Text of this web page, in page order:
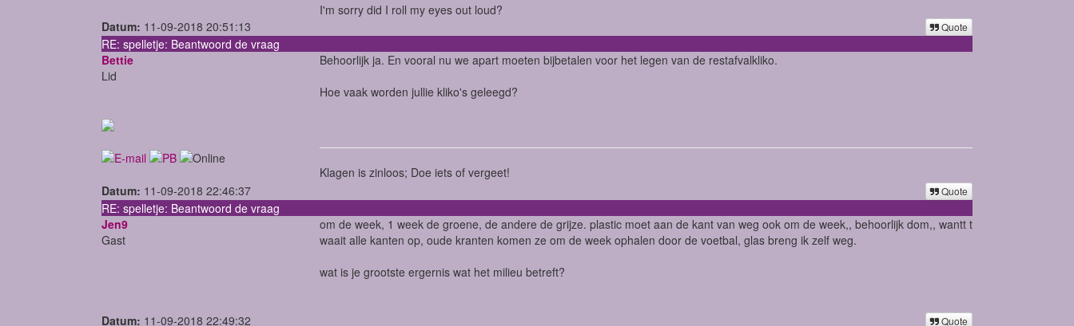
I'm sorry did I roll my eyes out loud?
Datum: 11-09-2018 20:51:13 Quote
RE: spelletje: Beantwoord de vraag
Bettie
Lid
Behoorlijk ja. En vooral nu we apart moeten bijbetalen voor het legen van de restafvalkliko.
Hoe vaak worden jullie kliko's geleegd?
Klagen is zinloos; Doe iets of vergeet!
Datum: 11-09-2018 22:46:37 Quote
RE: spelletje: Beantwoord de vraag
Jen9
Gast
om de week, 1 week de groene, de andere de grijze. plastic moet aan de kant van weg ook om de week,, behoorlijk dom,, wantt t
waait alle kanten op, oude kranten komen ze om de week ophalen door de voetbal, glas breng ik zelf weg.
wat is je grootste ergernis wat het milieu betreft?
Datum: 11-09-2018 22:49:32 Quote